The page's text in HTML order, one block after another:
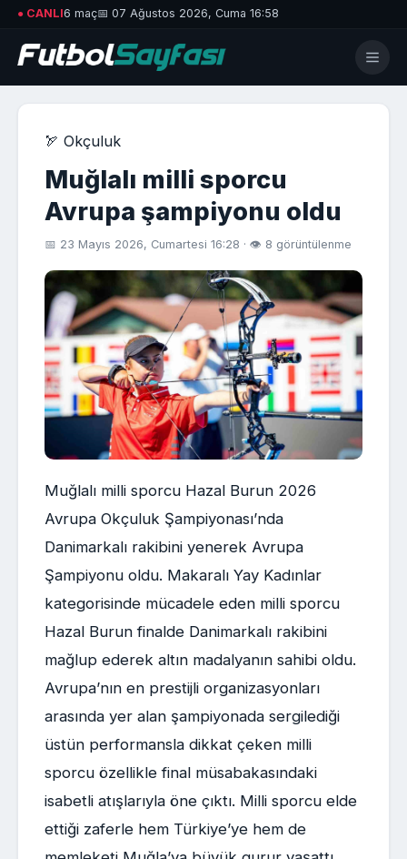
● CANLI6 maç📅 07 Ağustos 2026, Cuma 16:58
🏹 Okçuluk
Muğlalı milli sporcu
Avrupa şampiyonu oldu
📅 23 Mayıs 2026, Cumartesi 16:28 · 👁 8 görüntülenme
Muğlalı milli sporcu Hazal Burun 2026
Avrupa Okçuluk Şampiyonası’nda
Danimarkalı rakibini yenerek Avrupa
Şampiyonu oldu. Makaralı Yay Kadınlar
kategorisinde mücadele eden milli sporcu
Hazal Burun finalde Danimarkalı rakibini
mağlup ederek altın madalyanın sahibi oldu.
Avrupa’nın en prestijli organizasyonları
arasında yer alan şampiyonada sergilediği
üstün performansla dikkat çeken milli
sporcu özellikle final müsabakasındaki
isabetli atışlarıyla öne çıktı. Milli sporcu elde
ettiği zaferle hem Türkiye’ye hem de